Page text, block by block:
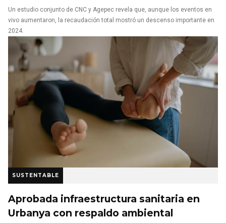
Un estudio conjunto de CNC y Agepec revela que, aunque los eventos en
vivo aumentaron, la recaudación total mostró un descenso importante en
2024.
SUSTENTABLE
Aprobada infraestructura sanitaria en
Urbanya con respaldo ambiental